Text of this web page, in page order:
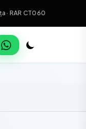
· RAR CT060